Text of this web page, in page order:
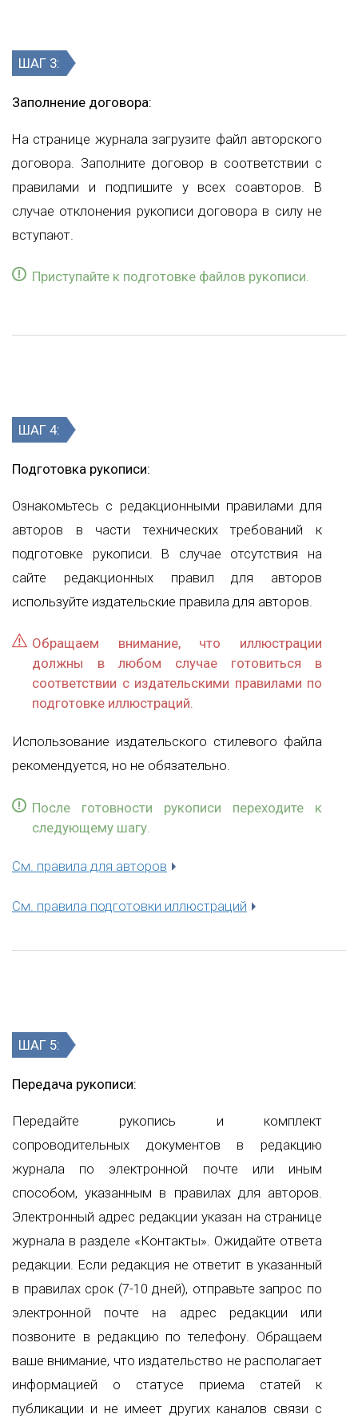
ШАГ 3:
Заполнение договора:
На странице журнала загрузите файл авторского
договора. Заполните договор в соответствии с
правилами и подпишите у всех соавторов. В
случае отклонения рукописи договора в силу не
вступают.
Приступайте к подготовке файлов рукописи.
ШАГ 4:
Подготовка рукописи:
Ознакомьтесь с редакционными правилами для
авторов в части технических требований к
подготовке рукописи. В случае отсутствия на
сайте редакционных правил для авторов
используйте издательские правила для авторов.
Обращаем внимание, что иллюстрации
должны в любом случае готовиться в
соответствии с издательскими правилами по
подготовке иллюстраций.
Использование издательского стилевого файла
рекомендуется, но не обязательно.
После готовности рукописи переходите к
следующему шагу.
См. правила для авторов
См. правила подготовки иллюстраций
ШАГ 5:
Передача рукописи:
Передайте рукопись и комплект
сопроводительных документов в редакцию
журнала по электронной почте или иным
способом, указанным в правилах для авторов.
Электронный адрес редакции указан на странице
журнала в разделе «Контакты». Ожидайте ответа
редакции. Если редакция не ответит в указанный
в правилах срок (7-10 дней), отправьте запрос по
электронной почте на адрес редакции или
позвоните в редакцию по телефону. Обращаем
ваше внимание, что издательство не располагает
информацией о статусе приема статей к
публикации и не имеет других каналов связи с